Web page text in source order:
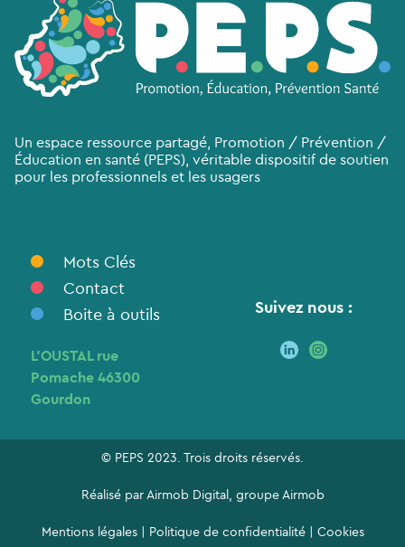
Un espace ressource partagé, Promotion / Prévention /
Éducation en santé (PEPS), véritable dispositif de soutien
pour les professionnels et les usagers
Mots Clés
Contact
Boite à outils
L’OUSTAL rue
Pomache 46300
Gourdon
Suivez nous :
© PEPS 2023. Trois droits réservés.
Réalisé parAirmob Digital, groupeAirmob
Mentions légales| Politique de confidentialité| Cookies